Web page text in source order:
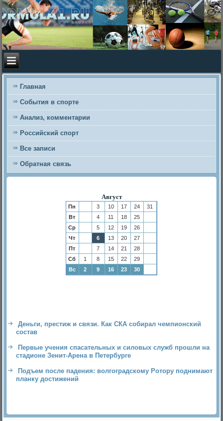
Главная
События в спорте
Анализ, комментарии
Российский спорт
Все записи
Обратная связь
Август
Пн 3 10 17 24
31
Вт
4 11 18
25
Ср
5 12 19
26
Чт
6 13 20
27
Пт
7 14 21
28
Сб
1 8 15 22
29
Вс
2 9 16 23 30
Деньги, престиж и связи. Как СКА собирал чемпионский
состав
Первые учения спасательных и силовых служб прошли на
стадионе Зенит-Арена в Петербурге
Подъем после падения: волгоградскому Ротору поднимают
планку достижений